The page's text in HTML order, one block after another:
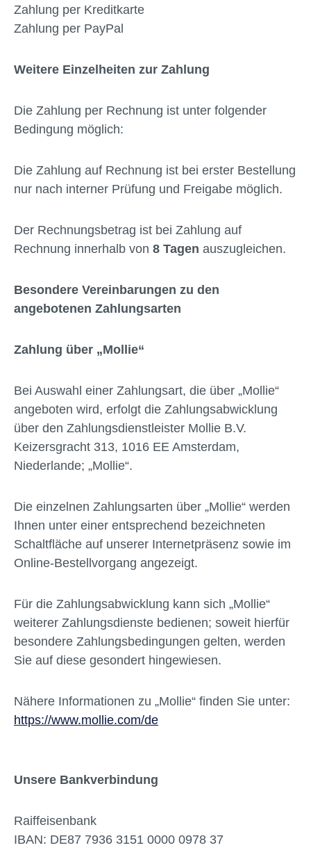
Zahlung per Kreditkarte
Zahlung per PayPal
Weitere Einzelheiten zur Zahlung
Die Zahlung per Rechnung ist unter folgender
Bedingung möglich:
Die Zahlung auf Rechnung ist bei erster Bestellung
nur nach interner Prüfung und Freigabe möglich.
Der Rechnungsbetrag ist bei Zahlung auf
Rechnung innerhalb von 8 Tagen auszugleichen.
Besondere Vereinbarungen zu den
angebotenen Zahlungsarten
Zahlung über „Mollie“
Bei Auswahl einer Zahlungsart, die über „Mollie“
angeboten wird, erfolgt die Zahlungsabwicklung
über den Zahlungsdienstleister Mollie B.V.
Keizersgracht 313, 1016 EE Amsterdam,
Niederlande; „Mollie“.
Die einzelnen Zahlungsarten über „Mollie“ werden
Ihnen unter einer entsprechend bezeichneten
Schaltfläche auf unserer Internetpräsenz sowie im
Online-Bestellvorgang angezeigt.
Für die Zahlungsabwicklung kann sich „Mollie“
weiterer Zahlungsdienste bedienen; soweit hierfür
besondere Zahlungsbedingungen gelten, werden
Sie auf diese gesondert hingewiesen.
Nähere Informationen zu „Mollie“ finden Sie unter:
https://www.mollie.com/de
Unsere Bankverbindung
Raiffeisenbank
IBAN: DE87 7936 3151 0000 0978 37